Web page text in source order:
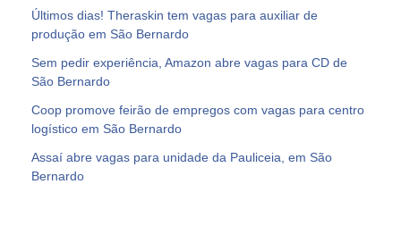
Últimos dias! Theraskin tem vagas para auxiliar de
produção em São Bernardo
Sem pedir experiência, Amazon abre vagas para CD de
São Bernardo
Coop promove feirão de empregos com vagas para centro
logístico em São Bernardo
Assaí abre vagas para unidade da Pauliceia, em São
Bernardo